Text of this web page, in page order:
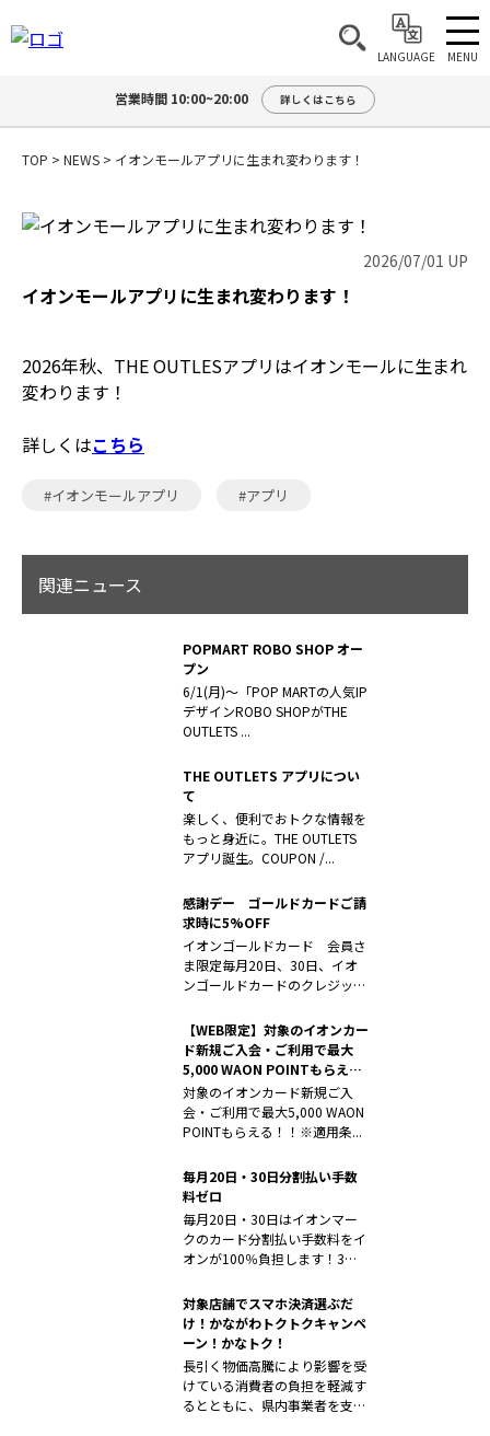
LANGUAGE MENU
営業時間 10:00~20:00 詳しくはこちら
TOP > NEWS > イオンモールアプリに生まれ変わります！
2026/07/01 UP
イオンモールアプリに生まれ変わります！
2026年秋、THE OUTLESアプリはイオンモールに生まれ
変わります！
詳しくはこちら
#イオンモールアプリ #アプリ
関連ニュース
POPMART ROBO SHOP オー
プン
6/1(月)～「POP MARTの人気IP
デザインROBO SHOPがTHE
OUTLETS ...
THE OUTLETS アプリについ
て
楽しく、便利でおトクな情報を
もっと身近に。THE OUTLETS
アプリ誕生。COUPON /...
感謝デー ゴールドカードご請
求時に5%OFF
イオンゴールドカード 会員さ
ま限定毎月20日、30日、イオ
ンゴールドカードのクレジット
【WEB限定】対象のイオンカー
ド新規ご入会・ご利用で最大
5,000 WAON POINTもらえ
る！！
対象のイオンカード新規ご入
会・ご利用で最大5,000 WAON
POINTもらえる！！※適用条...
毎月20日・30日分割払い手数
料ゼロ
毎月20日・30日はイオンマー
クのカード分割払い手数料をイ
オンが100％負担します！3・
対象店舗でスマホ決済選ぶだ
け！かながわトクトクキャンペ
ーン！かなトク！
長引く物価高騰により影響を受
けている消費者の負担を軽減す
るとともに、県内事業者を支援